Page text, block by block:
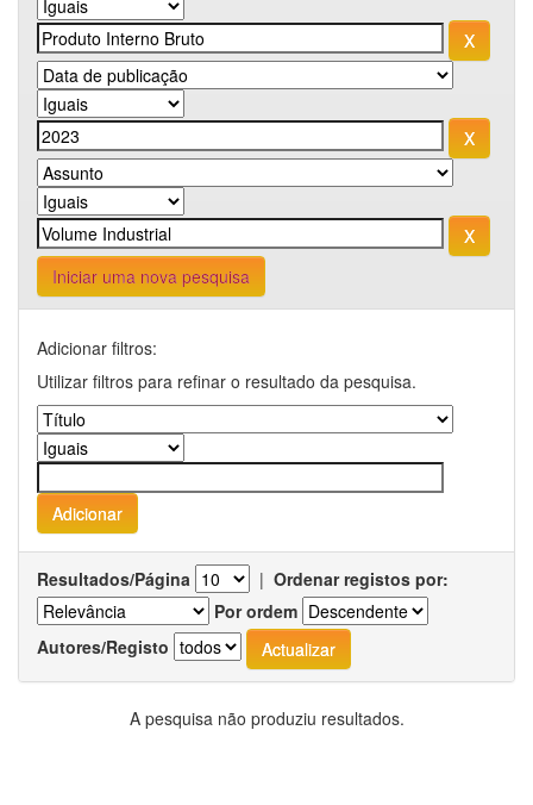
Iniciar uma nova pesquisa
Adicionar filtros:
Utilizar filtros para refinar o resultado da pesquisa.
Resultados/Página | Ordenar registos por:
Por ordem
Autores/Registo
A pesquisa não produziu resultados.